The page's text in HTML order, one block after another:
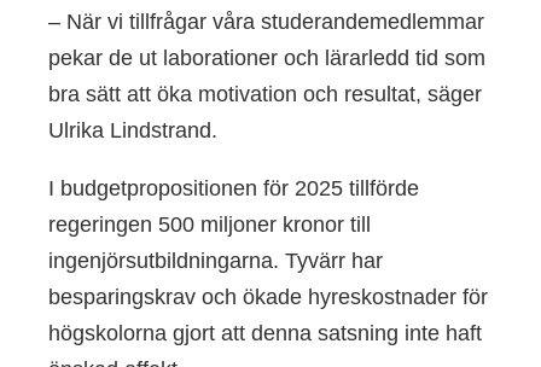
– När vi tillfrågar våra studerandemedlemmar
pekar de ut laborationer och lärarledd tid som
bra sätt att öka motivation och resultat, säger
Ulrika Lindstrand.
I budgetpropositionen för 2025 tillförde
regeringen 500 miljoner kronor till
ingenjörsutbildningarna. Tyvärr har
besparingskrav och ökade hyreskostnader för
högskolorna gjort att denna satsning inte haft